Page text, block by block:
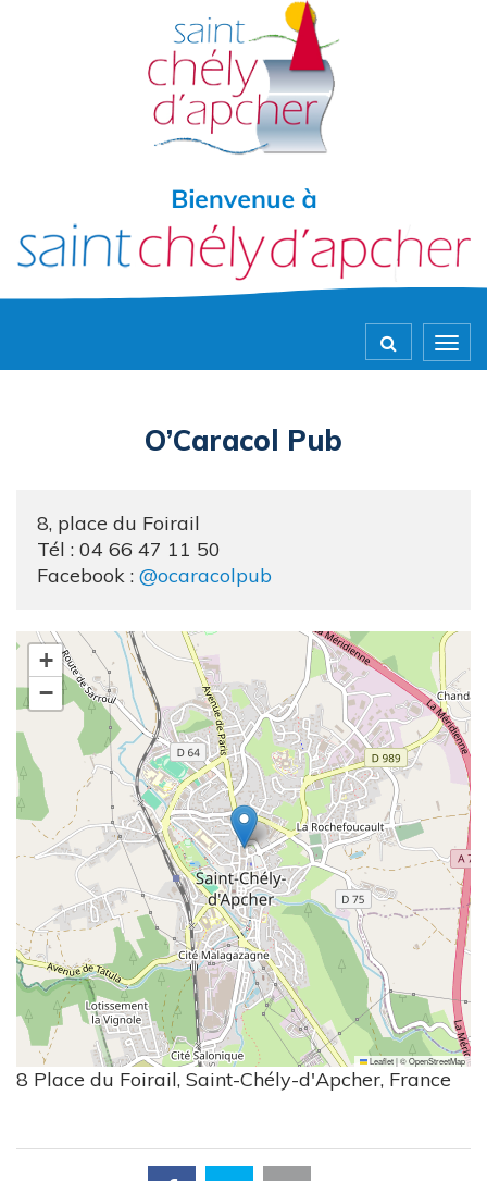
O’Caracol Pub
8, place du Foirail
Tél : 04 66 47 11 50
Facebook : @ocaracolpub
+
−
Leaflet|©OpenStreetMap
8 Place du Foirail, Saint-Chély-d'Apcher, France